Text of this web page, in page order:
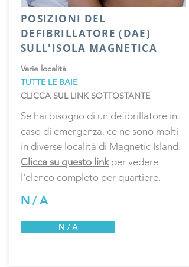
POSIZIONI DEL
DEFIBRILLATORE (DAE)
SULL'ISOLA MAGNETICA
Varie località
TUTTE LE BAIE
CLICCA SUL LINK SOTTOSTANTE
Se hai bisogno di un defibrillatore in
caso di emergenza, ce ne sono molti
in diverse località di Magnetic Island.
Clicca su questo linkper vedere
l'elenco completo per quartiere.
N / A
N / A